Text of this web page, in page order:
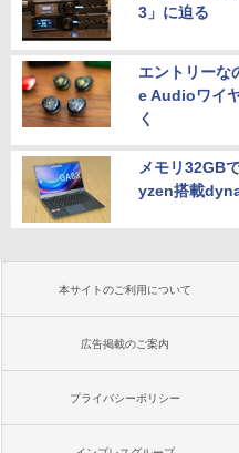
3」に迫る
エントリー
e Audioワイ
く
メモリ32GB
yzen搭載
本サイトのご利用について
広告掲載のご案内
プライバシーポリシー